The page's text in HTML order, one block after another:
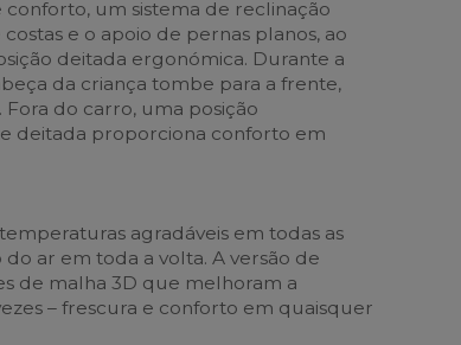
um sistema de reclinação
e o apoio de pernas planos, ao
deitada ergonómica. Durante a
da criança tombe para a frente,
do carro, uma posição
deitada proporciona conforto em
agradáveis em todas as
do ar em toda a volta. A versão de
de malha 3D que melhoram a
– frescura e conforto em quaisquer